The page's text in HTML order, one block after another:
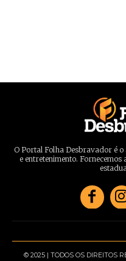
O Portal Folha Desbravador é o
e entretenimento. Fornecemos
© 2025 | TODOS OS DIREITOS